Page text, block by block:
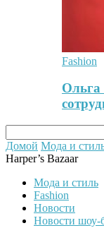
Fashion
Ольга
Домой Мода и
Harper’s Bazaar
Мода и стиль
Fashion
Новости
Новости шоу-